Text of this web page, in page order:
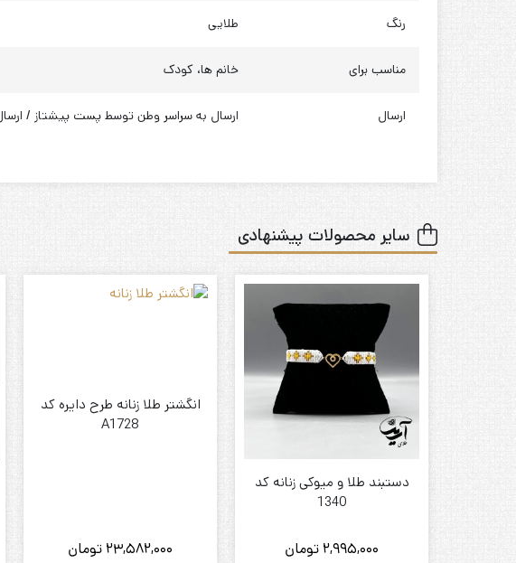
رنگ طلایی
مناسب برای خانم ها، کودک
ارسال ارسال به سراسر وطن توسط پست پیشتاز / ارسال محصولات تا 5
سایر محصولات پیشنهادی
دستبند طلا و میوکی زنانه کد
1340
2,995,000 تومان
انگشتر طلا زنانه طرح دایره کد
A1728
23,582,000 تومان